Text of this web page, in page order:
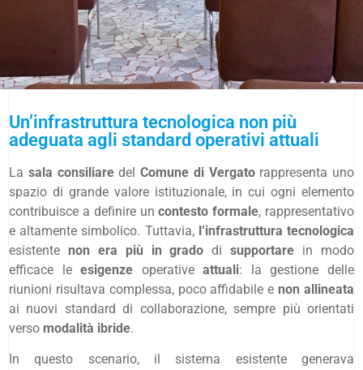
Un’infrastruttura tecnologica non più
adeguata agli standard operativi attuali
La sala consiliaredel Comune di Vergatorappresenta uno
spazio di grande valore istituzionale, in cui ogni elemento
contribuisce a definire uncontesto formale, rappresentativo
e altamente simbolico. Tuttavia, l’infrastruttura tecnologica
esistente non era più in grado disupportare in modo
efficace leesigenze operativeattuali: la gestione delle
riunioni risultava complessa, poco affidabile enon allineata
ai nuovi standard di collaborazione, sempre più orientati
verso modalità ibride.
In questo scenario, il sistema esistente generava